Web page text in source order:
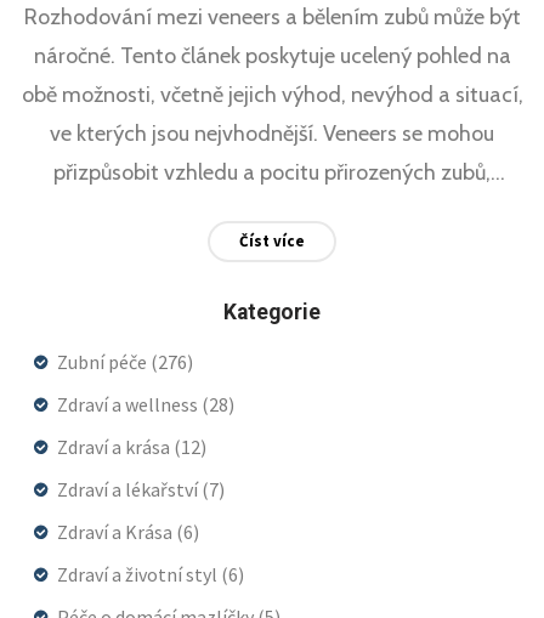
Rozhodování mezi veneers a bělením zubů může být
náročné. Tento článek poskytuje ucelený pohled na
obě možnosti, včetně jejich výhod, nevýhod a situací,
ve kterých jsou nejvhodnější. Veneers se mohou
přizpůsobit vzhledu a pocitu přirozených zubů,
dosáhnout bělejšího úsměvu. Přečtěte si, která
dosáhnout zářivě bílého úsměvu.
Číst více
Kategorie
Zubní péče (276)
Zdraví a wellness (28)
Zdraví a krása (12)
Zdraví a lékařství(7)
Zdraví a Krása (6)
Zdraví a životní styl (6)